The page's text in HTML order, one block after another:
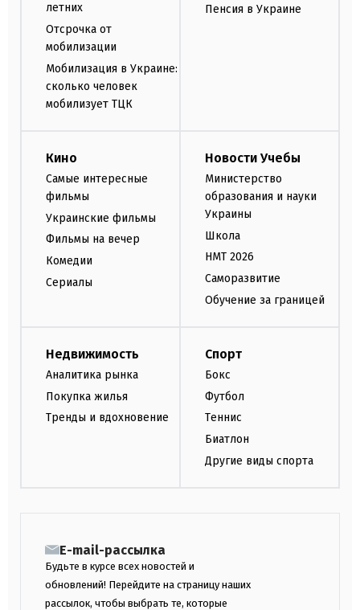
летних
Отсрочка от
мобилизации
Мобилизация в Украине:
сколько человек
мобилизует ТЦК
Пенсия в Украине
Кино
Самые интересные
фильмы
Украинские фильмы
Фильмы на вечер
Комедии
Сериалы
Новости Учебы
Министерство
образования и науки
Украины
Школа
НМТ 2026
Саморазвитие
Обучение за границей
Недвижимость
Аналитика рынка
Покупка жилья
Тренды и вдохновение
Спорт
Бокс
Футбол
Теннис
Биатлон
Другие виды спорта
E-mail-рассылка
Будьте в курсе всех новостей и
обновлений! Перейдите на страницу наших
рассылок, чтобы выбрать те, которые